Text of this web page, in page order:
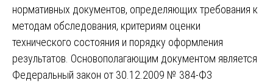
нормативных документов, определяющих требования к
методам обследования, критериям оценки
технического состояния и порядку оформления
результатов. Основополагающим документом является
Федеральный закон от 30.12.2009 № 384-ФЗ